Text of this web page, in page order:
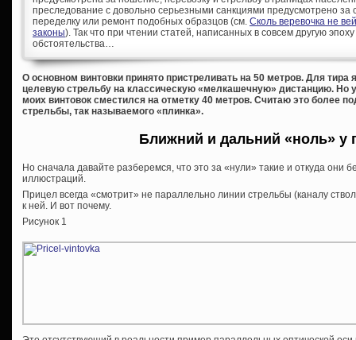
преследование с довольно серьезными санкциями предусмотрено за
переделку или ремонт подобных образцов (см. Сколь веревочка не
законы). Так что при чтении статей, написанных в совсем другую
обстоятельства…
О основном винтовки принято пристреливать на 50 метров. Для тира
целевую стрельбу на классическую «мелкашечную» дистанцию. Но
моих винтовок сместился на отметку 40 метров. Считаю это более
стрельбы, так называемого «плинка».
Ближний и дальний «ноль» у
Но сначала давайте разберемся, что это за «нули» такие и откуда они
иллюстраций.
Прицел всегда «смотрит» не параллельно линии стрельбы (каналу
к ней. И вот почему.
Рисунок 1